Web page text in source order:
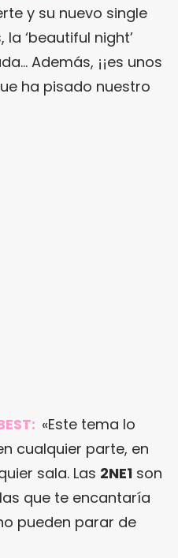
y su nuevo single
‘beautiful night’
Además, ¡¡es unos
ha pisado nuestro
«Este tema lo
cualquier parte, en
sala. Las 2NE1 son
que te encantaría
pueden parar de